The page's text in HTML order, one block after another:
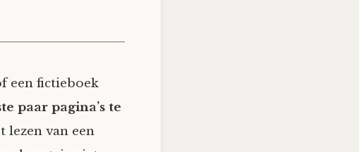
een fictieboek
paar pagina’s te
lezen van een